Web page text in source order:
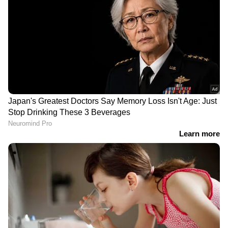
Related Articles
DOWNLOAD APP